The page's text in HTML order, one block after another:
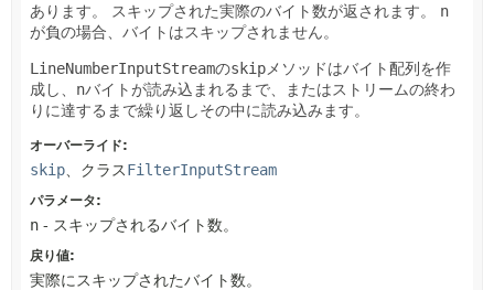
あります。
スキップされた実際のバイト数が返されます。
n
が負の場合、バイトはスキップされません。
LineNumberInputStreamのskip メソッドはバイト配列を作
成し、 nバイトが読み込まれるまで、またはストリームの終わ
りに達するまで繰り返しその中に読み込みます。
オーバーライド:
skip 、クラスFilterInputStream
パラメータ:
n - スキップされるバイト数。
戻り値:
実際にスキップされたバイト数。